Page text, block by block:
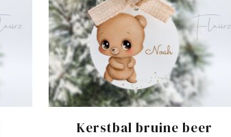
Kerstbal bruine beer